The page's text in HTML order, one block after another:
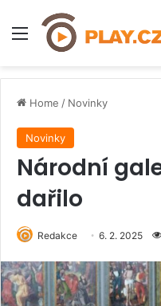
Menu
Home / Novinky
Novinky
Národní
dařilo
Redakce 6. 2. 2025